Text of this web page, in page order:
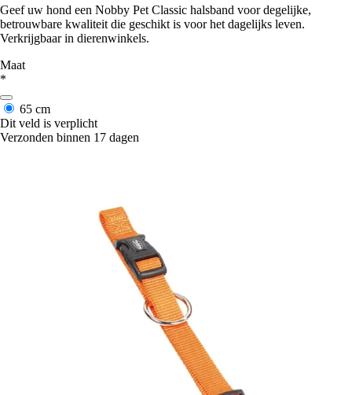
Geef uw hond een Nobby Pet Classic halsband voor degelijke,
betrouwbare kwaliteit die geschikt is voor het dagelijks leven.
Verkrijgbaar in dierenwinkels.
Maat
*
65 cm
Dit veld is verplicht
Verzonden binnen 17 dagen